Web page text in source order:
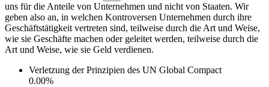
uns für die Anteile von Unternehmen und nicht von Staaten. Wir
geben also an, in welchen Kontroversen Unternehmen durch ihre
Geschäftstätigkeit vertreten sind, teilweise durch die Art und Weise,
wie sie Geschäfte machen oder geleitet werden, teilweise durch die
Art und Weise, wie sie Geld verdienen.
Verletzung der Prinzipien des UN Global Compact
0.00%